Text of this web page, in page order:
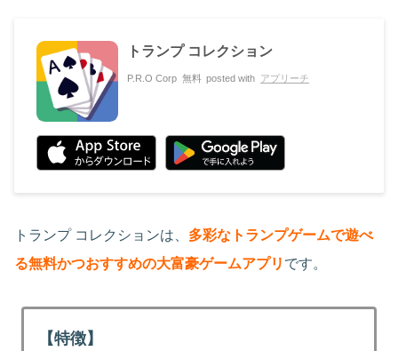
トランプ コレクション
P.R.O Corp 無料 posted with アプリーチ
トランプ コレクションは、 多彩なトランプゲームで遊べ
る無料かつおすすめの大富豪ゲームアプリ です。
【特徴】